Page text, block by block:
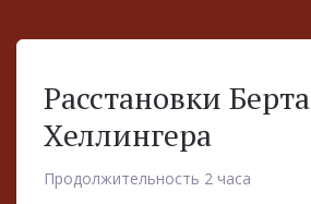
Расстановки Берта
Хеллингера
Продолжительность 2 часа